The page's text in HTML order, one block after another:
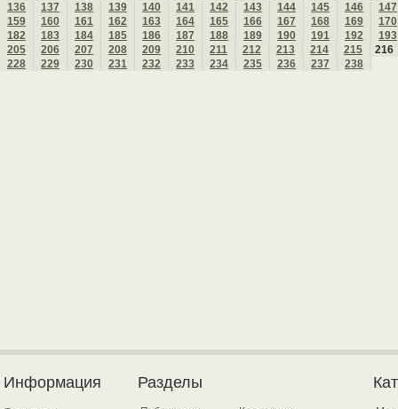
136
137 138 139 140 141 142 143 144 145 146
147
159
160 161 162 163 164 165 166 167 168 169
170
182
183 184 185 186 187 188 189 190 191 192
193
205
206 207 208 209 210 211 212 213 214 215
216
228
229 230 231 232 233 234 235 236 237 238
Информация Разделы